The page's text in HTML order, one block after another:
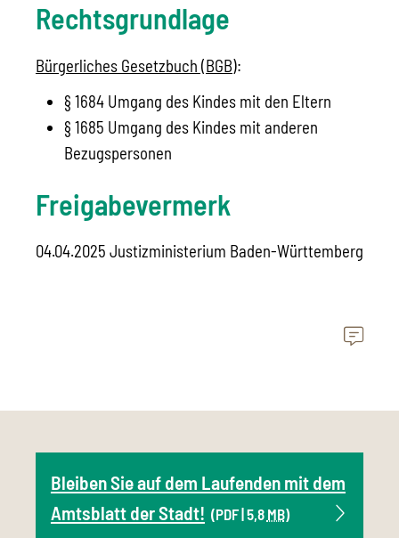
Rechtsgrundlage
Bürgerliches Gesetzbuch (BGB):
§ 1684 Umgang des Kindes mit den Eltern
§ 1685 Umgang des Kindes mit anderen
Bezugspersonen
Freigabevermerk
04.04.2025 Justizministerium Baden-Württemberg
Bleiben Sie auf dem Laufenden mit dem
Amtsblatt der Stadt! (PDF | 5,8 MB)